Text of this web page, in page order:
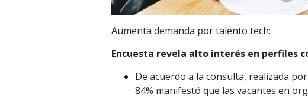
Aumenta demanda por talento tech:
Encuesta revela alto interés en perfiles
De acuerdo a la consulta, realizada
84% manifestó que las vacantes en